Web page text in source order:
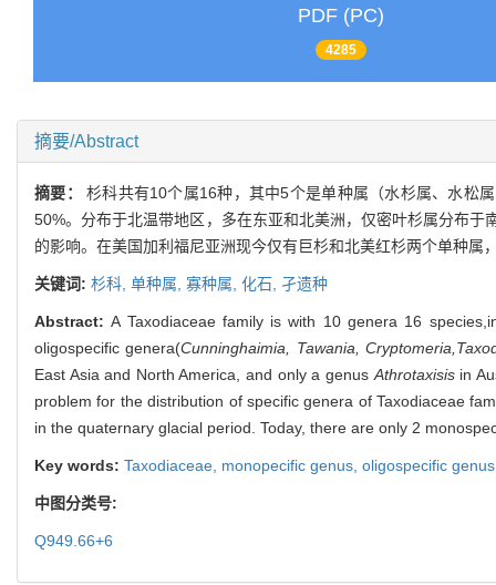
PDF (PC)
4285
摘要/Abstract
摘要：杉科共有10个属16种，其中5个是单种属（水杉属、水松
50%。分布于北温带地区，多在东亚和北美洲，仅密叶杉属分布
的影响。在美国加利福尼亚洲现今仅有巨杉和北美红杉两个单种
关键词: 杉科, 单种属, 寡种属, 化石, 孑遗种
Abstract:A Taxodiaceae family is with 10 genera 16
oligospecific genera(Cunninghaimia, Tawania,
East Asia and North America, and only a genus Athrotaxisisin
problem for the distribution of specific genera of Taxodiaceae
in the quaternary glacial period. Today, there are only 2
Key words: Taxodiaceae, monopecific genus, oligospecific
中图分类号:
Q949.66+6